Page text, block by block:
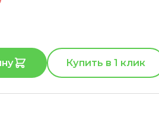
Купить в 1 клик